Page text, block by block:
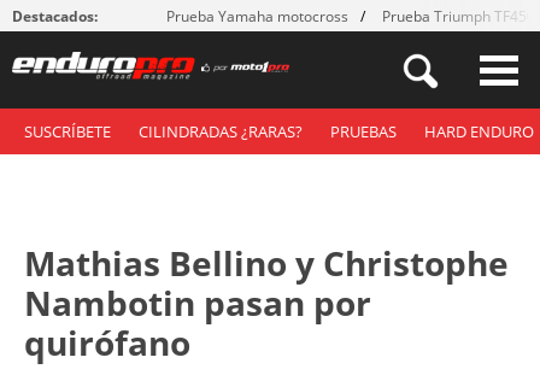
Destacados: Prueba Yamaha motocross Prueba Triumph
SUSCRÍBETE CILINDRADAS ¿RARAS? PRUEBAS HARD ENDURO
Mathias Bellino y Christophe
Nambotin pasan por
quirófano